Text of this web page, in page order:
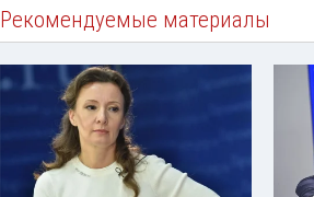
Рекомендуемые материалы